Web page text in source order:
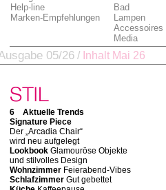
Help-line
Marken-Empfehlungen
Bad
Lampen
Accessoires
Media
05/26 / Inhalt Mai 26
6 Aktuelle Trends
Signature Piece
Der „Arcadia Chair“
wird neu aufgelegt
Lookbook Glamouröse Objekte
und stilvolles Design
Wohnzimmer Feierabend-Vibes
Schlafzimmer Gut gebettet